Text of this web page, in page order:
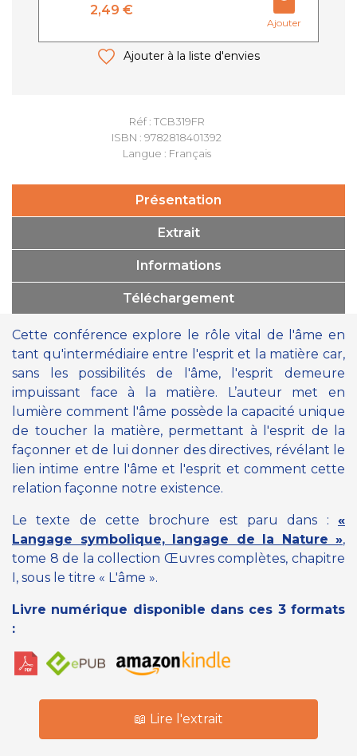
Réf : TCB319FR
ISBN : 9782818401392
Langue : Français
2,49 €
Ajouter
Ajouter à la liste d'envies
Présentation
Extrait
Informations
Téléchargement
Cette conférence explore le rôle vital de l'âme en
tant qu'intermédiaire entre l'esprit et la matière car,
sans les possibilités de l'âme, l'esprit demeure
impuissant face à la matière. L’auteur met en
lumière comment l'âme possède la capacité unique
de toucher la matière, permettant à l'esprit de la
façonner et de lui donner des directives, révélant le
lien intime entre l'âme et l'esprit et comment cette
relation façonne notre existence.
Le texte de cette brochure est paru dans : «
Langage symbolique, langage de la Nature »,
tome 8 de la collection Œuvres complètes, chapitre
I, sous le titre « L'âme ».
Livre numérique disponible dans ces 3 formats
:
📖 Lire l'extrait